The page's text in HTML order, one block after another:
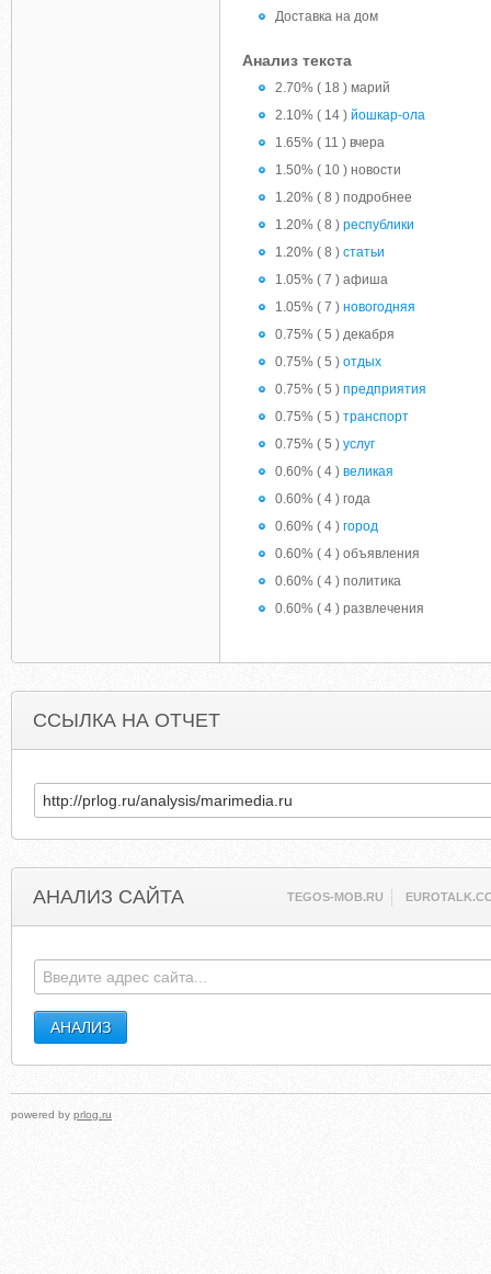
Доставка на дом
Анализ текста
2.70% ( 18 ) марий
2.10% ( 14 ) йошкар-ола
1.65% ( 11 ) вчера
1.50% ( 10 ) новости
1.20% ( 8 ) подробнее
1.20% ( 8 ) республики
1.20% ( 8 ) статьи
1.05% ( 7 ) афиша
1.05% ( 7 ) новогодняя
0.75% ( 5 ) декабря
0.75% ( 5 ) отдых
0.75% ( 5 ) предприятия
0.75% ( 5 ) транспорт
0.75% ( 5 ) услуг
0.60% ( 4 ) великая
0.60% ( 4 ) года
0.60% ( 4 ) город
0.60% ( 4 ) объявления
0.60% ( 4 ) политика
0.60% ( 4 ) развлечения
ССЫЛКА НА ОТЧЕТ
АНАЛИЗ САЙТА TEGOS-MOB.RU
powered by prlog.ru